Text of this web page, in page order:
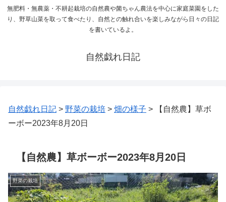
無肥料・無農薬・不耕起栽培の自然農や菌ちゃん農法を中心に家庭菜園をした
り、野草山菜を取って食べたり、自然との触れ合いを楽しみながら日々の日記
を書いているよ。
自然戯れ日記
自然戯れ日記 > 野菜の栽培 > 畑の様子 >
【自然農】草ボ
ーボー2023年8月20日
【自然農】草ボーボー2023年8月20日
野菜の栽培